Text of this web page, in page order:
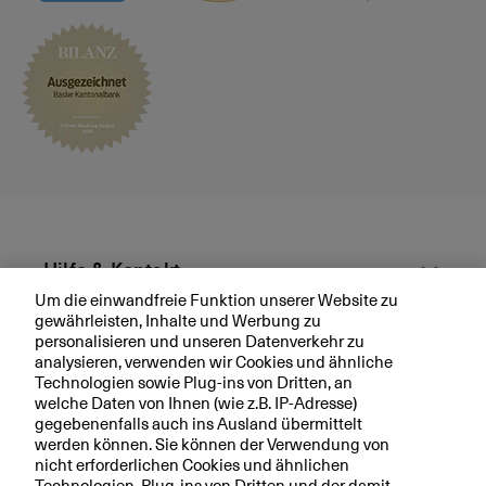
Hilfe & Kontakt
Aktuell
Ihre BKB
Um die einwandfreie Funktion unserer Website zu
gewährleisten, Inhalte und Werbung zu
personalisieren und unseren Datenverkehr zu
analysieren, verwenden wir Cookies und ähnliche
Technologien sowie Plug-ins von Dritten, an
welche Daten von Ihnen (wie z.B. IP-Adresse)
gegebenenfalls auch ins Ausland übermittelt
werden können. Sie können der Verwendung von
nicht erforderlichen Cookies und ähnlichen